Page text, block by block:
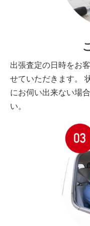
出張査定の日時をお
せていただきます。
にお伺い出来ない場
い。